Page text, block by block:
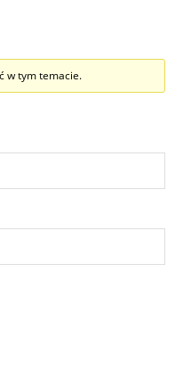
w tym temacie.